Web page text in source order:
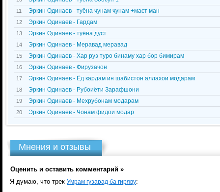
11 Эркин Одинаев - туёна чунам чунам +маст ман
12 Эркин Одинаев - Гардам
13 Эркин Одинаев - туёна дуст
14 Эркин Одинаев - Меравад меравад
15 Эркин Одинаев - Хар руз туро бинаму хар бор бимирам
16 Эркин Одинаев - Фирузачон
17 Эркин Одинаев - Ёд кардам ин шабистон аллахои модарам
18 Эркин Одинаев - Рубоиёти Зарафшони
19 Эркин Одинаев - Мехрубонам модарам
20 Эркин Одинаев - Чонам фидои модар
Мнения и отзывы
Оценить и оставить комментарий »
Я думаю, что трек Умрам гузарад ба гиряву: